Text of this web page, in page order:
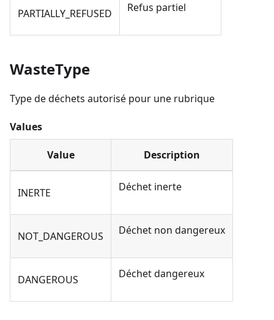
PARTIALLY_REFUSED Refus partiel
WasteType
Type de déchets autorisé pour une rubrique
Values
Value Description
INERTE Déchet inerte
NOT_DANGEROUS Déchet non dangereux
DANGEROUS Déchet dangereux